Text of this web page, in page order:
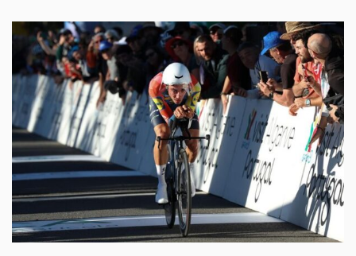
Abre numa nova janela